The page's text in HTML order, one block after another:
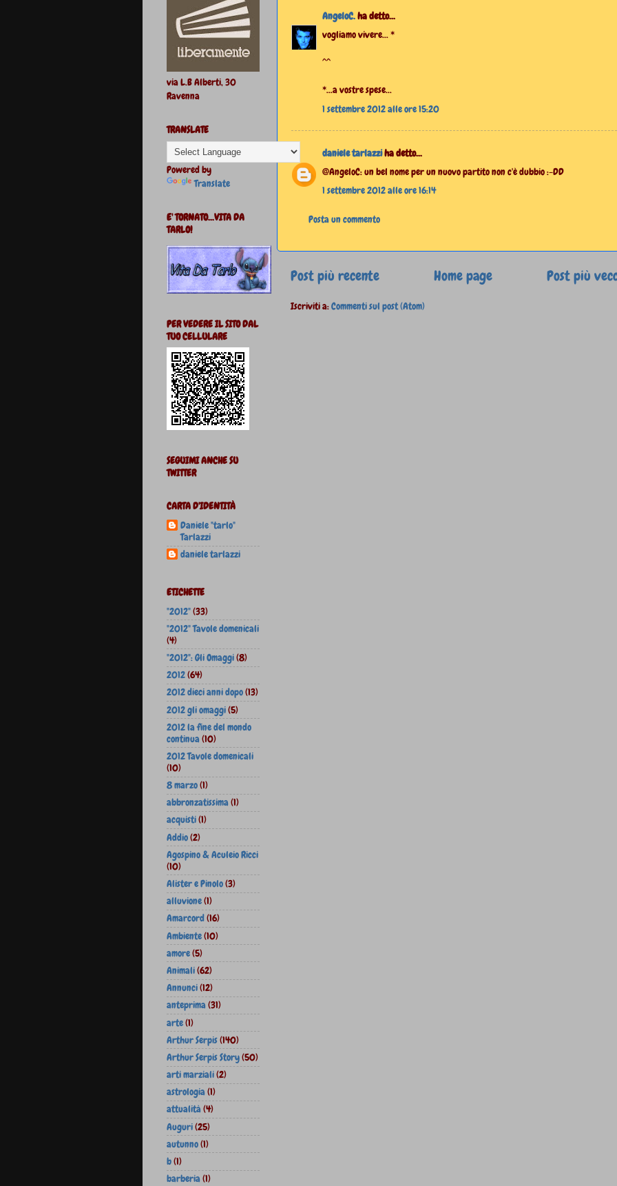
AngeloC.ha detto...
vogliamo vivere... *
^^
*...a vostre spese...
1 settembre 2012 alle ore 15:20
daniele tarlazziha detto...
@AngeloC: un bel nome per un nuovo partito non c'è dubbio :-DD
1 settembre 2012 alle ore 16:14
Posta un commento
Post più recente Post più
Home page
Iscriviti a:Commenti sul post (Atom)
via L.B Alberti, 30
Ravenna
TRANSLATE
Powered by
Translate
E' TORNATO...VITA DA
TARLO!
PER VEDERE IL SITO DAL
TUO CELLULARE
SEGUIMI ANCHE SU
TWITTER
CARTA D'IDENTITÀ
Daniele "tarlo"
Tarlazzi
daniele tarlazzi
ETICHETTE
"2012"(33)
"2012" Tavole domenicali
(4)
"2012": Gli Omaggi(8)
2012(64)
2012 dieci anni dopo(13)
2012 gli omaggi(5)
2012 la fine del mondo
continua(10)
2012 Tavole domenicali
(10)
8 marzo(1)
abbronzatissima(1)
acquisti(1)
Addio(2)
Agospino & Aculeio Ricci
(10)
Alister e Pinolo(3)
alluvione(1)
Amarcord(16)
Ambiente(10)
amore(5)
Animali(62)
Annunci(12)
anteprima(31)
arte(1)
Arthur Serpis(140)
Arthur Serpis Story(50)
arti marziali(2)
astrologia(1)
attualità(4)
Auguri(25)
autunno(1)
b(1)
barberia(1)